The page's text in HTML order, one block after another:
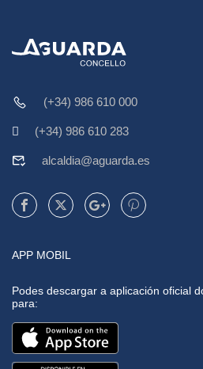
(+34) 986 610 000
(+34) 986 610 283
alcaldia@aguarda.es
APP MOBIL
Podes descargar a aplicación oficial
para: